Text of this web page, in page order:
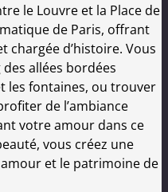
le Louvre et la Place de
de Paris, offrant
d’histoire. Vous
allées bordées
les fontaines, ou trouver
de l’ambiance
votre amour dans ce
vous créez une
et le patrimoine de